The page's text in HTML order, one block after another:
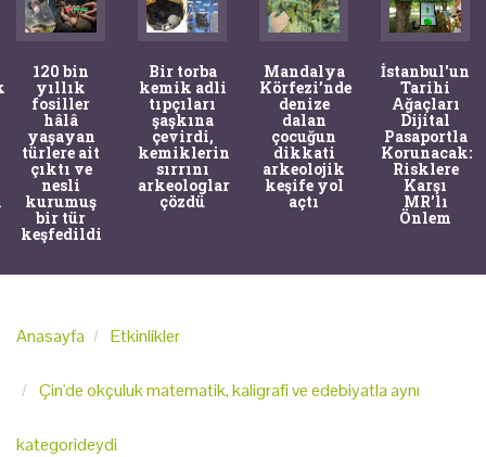
120 bin
yıllık
fosiller
hâlâ
yaşayan
türlere ait
çıktı ve
nesli
kurumuş
bir tür
keşfedildi
Bir torba
kemik adli
tıpçıları
şaşkına
çevirdi,
kemiklerin
sırrını
arkeologlar
çözdü
Mandalya
Körfezi’nde
denize
dalan
çocuğun
dikkati
arkeolojik
keşife yol
açtı
İstanbul'un
Tarihi
Ağaçları
Dijital
Pasaportla
Korunacak:
Risklere
Karşı
MR'lı
Önlem
Anasayfa Etkinlikler
Çin'de okçuluk matematik, kaligrafi ve edebiyatla aynı
kategorideydi